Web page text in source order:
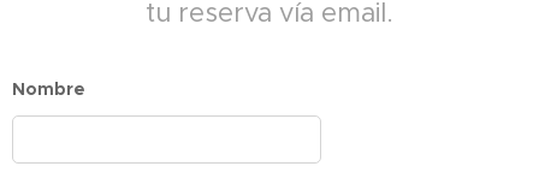
tu reserva vía email.
Nombre